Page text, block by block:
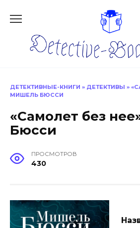
ДЕТЕКТИВНЫЕ-КНИГИ » ДЕТЕКТИВЫ »
МИШЕЛЬ БЮССИ
«Самолет без
Бюсси
ПРОСМОТРОВ
430